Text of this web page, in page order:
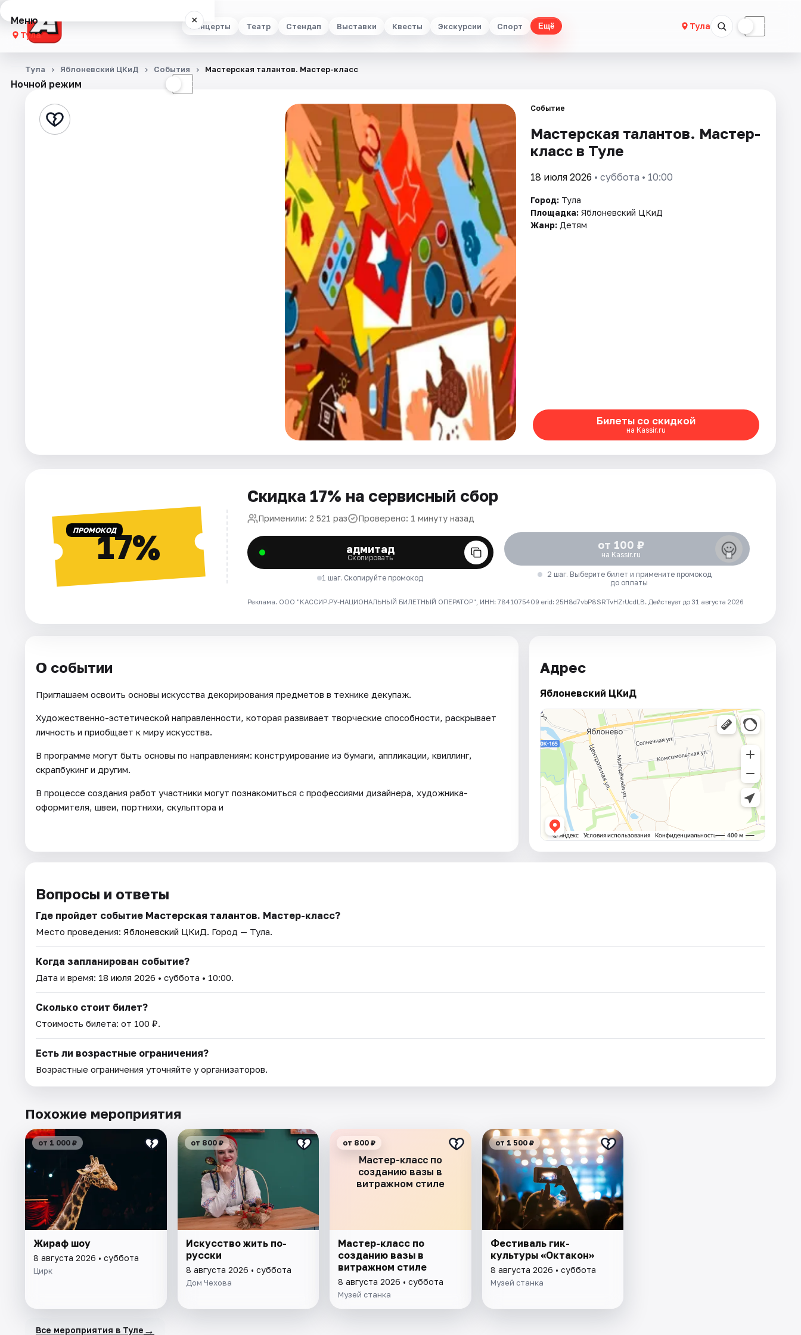
Концерты Театр Стендап Выставки Квесты Экскурсии Спорт Ещё Тула ☾
Меню ×
Тула
Концерты
Стендап
Ночной режим ☾
Тула Яблоневский ЦКиД События Мастерская талантов. Мастер-класс
Событие
Мастерская талантов. Мастер-
класс в Туле
18 июля 2026 • суббота • 10:00
Город: Тула
Площадка: Яблоневский ЦКиД
Жанр: Детям
Билеты со скидкой
на Kassir.ru
ПРОМОКОД17%
Скидка 17% на сервисный сбор
Применили: 2 521 раз Проверено: 1 минуту назад
адмитад
Скопировать
1 шаг. Скопируйте промокод
от 100 ₽
на Kassir.ru
2 шаг. Выберите билет и примените промокод
до оплаты
Реклама. ООО "КАССИР.РУ-НАЦИОНАЛЬНЫЙ БИЛЕТНЫЙ ОПЕРАТОР", ИНН: 7841075409 erid: 25H8d7vbP8SRTvHZrUcdLB. Действует до 31 августа 2026
О событии
Приглашаем освоить основы искусства декорирования предметов в технике декупаж.
Художественно-эстетической направленности, которая развивает творческие способности, раскрывает
личность и приобщает к миру искусства.
В программе могут быть основы по направлениям: конструирование из бумаги, аппликации, квиллинг,
скрапбукинг и другим.
В процессе создания работ участники могут познакомиться с профессиями дизайнера, художника-
оформителя, швеи, портнихи, скульптора и
Адрес
Яблоневский ЦКиД
Вопросы и ответы
Где пройдет событие Мастерская талантов. Мастер-класс?
Место проведения: Яблоневский ЦКиД. Город — Тула.
Когда запланирован событие?
Дата и время: 18 июля 2026 • суббота • 10:00.
Сколько стоит билет?
Стоимость билета: от 100 ₽.
Есть ли возрастные ограничения?
Возрастные ограничения уточняйте у организаторов.
Похожие мероприятия
от 1 000 ₽
Жираф шоу
8 августа 2026 • суббота
Цирк
от 800 ₽
Искусство жить по-
русски
8 августа 2026 • суббота
Дом Чехова
Мастер-класс по
созданию вазы в
витражном стиле
от 800 ₽
Мастер-класс по
созданию вазы в
витражном стиле
8 августа 2026 • суббота
Музей станка
от 1 500 ₽
Фестиваль гик-
культуры «Октакон»
8 августа 2026 • суббота
Музей станка
Все мероприятия в Туле →